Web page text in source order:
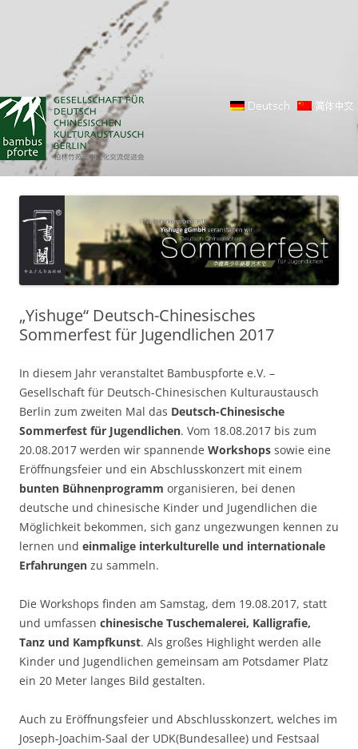
„Yishuge“ Deutsch-Chinesisches
Sommerfest für Jugendlichen 2017
In diesem Jahr veranstaltet Bambuspforte e.V. –
Gesellschaft für Deutsch-Chinesischen Kulturaustausch
Berlin zum zweiten Mal das Deutsch-Chinesische
Sommerfest für Jugendlichen. Vom 18.08.2017 bis zum
20.08.2017 werden wir spannende Workshops sowie eine
Eröffnungsfeier und ein Abschlusskonzert mit einem
bunten Bühnenprogramm organisieren, bei denen
deutsche und chinesische Kinder und Jugendlichen die
Möglichkeit bekommen, sich ganz ungezwungen kennen zu
lernen und einmalige interkulturelle und internationale
Erfahrungen zu sammeln.
Die Workshops finden am Samstag, dem 19.08.2017, statt
und umfassen chinesische Tuschemalerei, Kalligrafie,
Tanz und Kampfkunst. Als großes Highlight werden alle
Kinder und Jugendlichen gemeinsam am Potsdamer Platz
ein 20 Meter langes Bild gestalten.
Auch zu Eröffnungsfeier und Abschlusskonzert, welches im
Joseph-Joachim-Saal der UDK(Bundesallee) und Festsaal